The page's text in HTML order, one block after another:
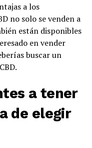
a los
no solo se venden a
están disponibles
en vender
buscar un
a tener
de elegir